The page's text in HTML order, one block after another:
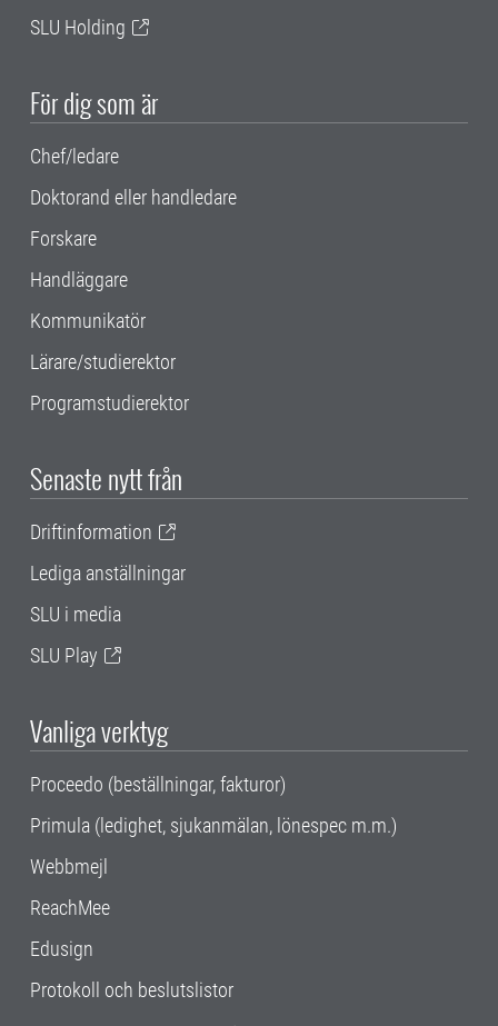
SLU Holding
För dig som är
Chef/ledare
Doktorand eller handledare
Forskare
Handläggare
Kommunikatör
Lärare/studierektor
Programstudierektor
Senaste nytt från
Driftinformation
Lediga anställningar
SLU i media
SLU Play
Vanliga verktyg
Proceedo (beställningar, fakturor)
Primula (ledighet, sjukanmälan, lönespec m.m.)
Webbmejl
ReachMee
Edusign
Protokoll och beslutslistor